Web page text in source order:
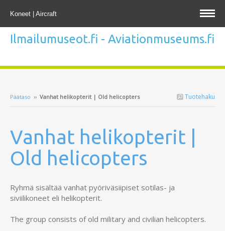
Koneet | Aircraft
Ilmailumuseot.fi - Aviationmuseums.fi
Tuotehaku
Päätaso ›› Vanhat helikopterit | Old helicopters
Vanhat helikopterit |
Old helicopters
Ryhmä sisältää vanhat pyöriväsiipiset sotilas- ja
siviilikoneet eli helikopterit.
The group consists of old military and civilian helicopters.